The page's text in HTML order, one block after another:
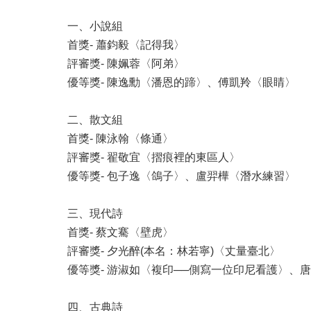
一、小說組
首獎- 蕭鈞毅〈記得我〉
評審獎- 陳姵蓉〈阿弟〉
優等獎- 陳逸勳〈潘恩的蹄〉、傅凱羚〈眼睛〉
二、散文組
首獎- 陳泳翰〈條通〉
評審獎- 翟敬宜〈摺痕裡的東區人〉
優等獎- 包子逸〈鴿子〉、盧羿樺〈潛水練習〉
三、現代詩
首獎- 蔡文騫〈壁虎〉
評審獎- 夕光醉(本名：林若寧)〈丈量臺北〉
優等獎- 游淑如〈複印──側寫一位印尼看護〉、唐
四、古典詩